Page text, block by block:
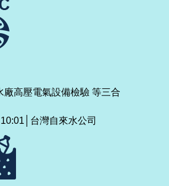
廠高壓電氣設備檢驗 等三合
台灣自來水公司